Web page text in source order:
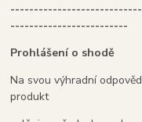
-------------------------
Prohlášení o shodě
Na svou výhradní
produkt